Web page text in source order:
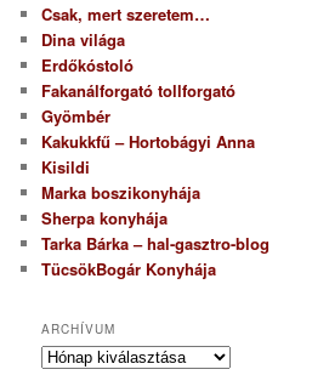
Csak, mert szeretem…
Dina világa
Erdőkóstoló
Fakanálforgató tollforgató
Gyömbér
Kakukkfű – Hortobágyi Anna
Kisildi
Marka boszikonyhája
Sherpa konyhája
Tarka Bárka – hal-gasztro-blog
TücsökBogár Konyhája
ARCHÍVUM
A